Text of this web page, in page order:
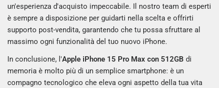
un'esperienza d'acquisto impeccabile. Il nostro team di esperti
è sempre a disposizione per guidarti nella scelta e offrirti
supporto post-vendita, garantendo che tu possa sfruttare al
massimo ogni funzionalità del tuo nuovo iPhone.
In conclusione, l'Apple iPhone 15 Pro Max con 512GB di
memoria è molto più di un semplice smartphone: è un
compagno tecnologico che eleva ogni aspetto della tua vita